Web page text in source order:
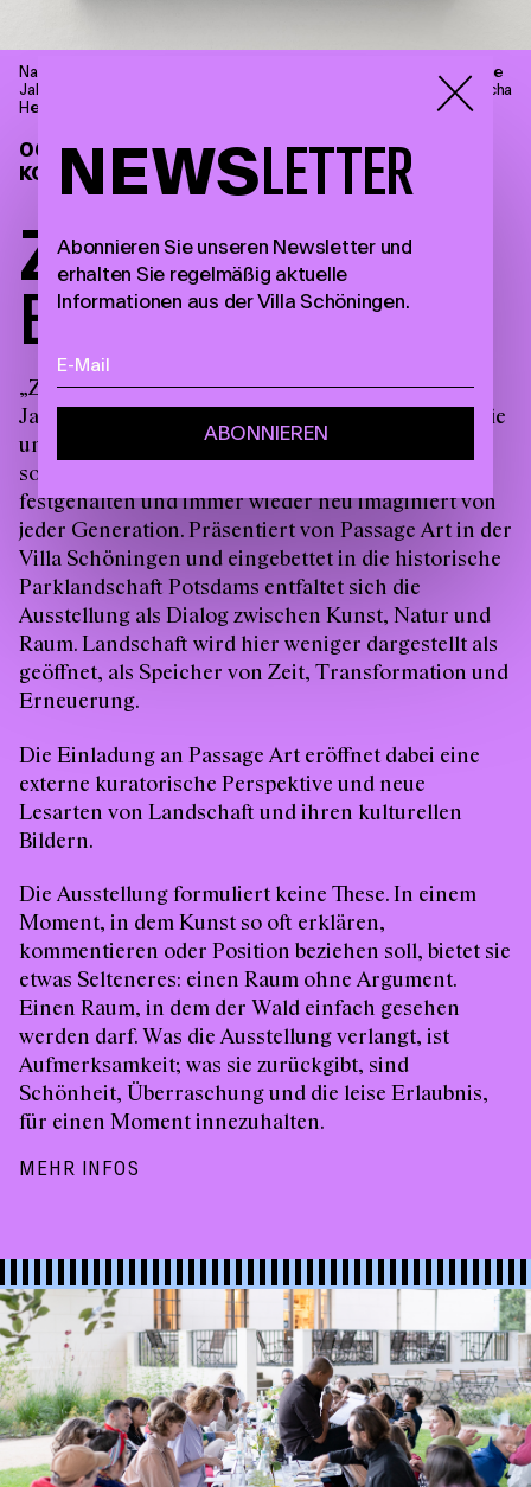
Narcisse Díaz de la Peña, Badende Nymphen an einem Waldsee, ohne
Jahresangabe, Öl auf Holz, 18 x 31,4 cm © Villa Schöningen. Foto: Sascha
Herrmann, 2023.
06.09.26—28.03.27
KOMMENDE AUSSTELLUNG
ZWISCHENDE
BÄUMEN
„Zwischen den Bäumen“ umspannt drei
Jahrhunderte von Malerei, Skulptur und Fotografie
und versteht den Wald nicht als festes Motiv,
sondern als gemeinsames Terrain — gelesen,
festgehalten und immer wieder neu imaginiert von
jeder Generation. Präsentiert von Passage Art in der
Villa Schöningen und eingebettet in die historische
Parklandschaft Potsdams entfaltet sich die
Ausstellung als Dialog zwischen Kunst, Natur und
Raum. Landschaft wird hier weniger dargestellt als
geöffnet, als Speicher von Zeit, Transformation und
Erneuerung.
Die Einladung an Passage Art eröffnet dabei eine
externe kuratorische Perspektive und neue
Lesarten von Landschaft und ihren kulturellen
Bildern.
Die Ausstellung formuliert keine These. In einem
Moment, in dem Kunst so oft erklären,
kommentieren oder Position beziehen soll, bietet sie
etwas Selteneres: einen Raum ohne Argument.
Einen Raum, in dem der Wald einfach gesehen
werden darf. Was die Ausstellung verlangt, ist
Aufmerksamkeit; was sie zurückgibt, sind
Schönheit, Überraschung und die leise Erlaubnis,
für einen Moment innezuhalten.
MEHR INFOS
NEWSLETTER
Abonnieren Sie unseren Newsletter und
erhalten Sie regelmäßig aktuelle
Informationen aus der Villa Schöningen.